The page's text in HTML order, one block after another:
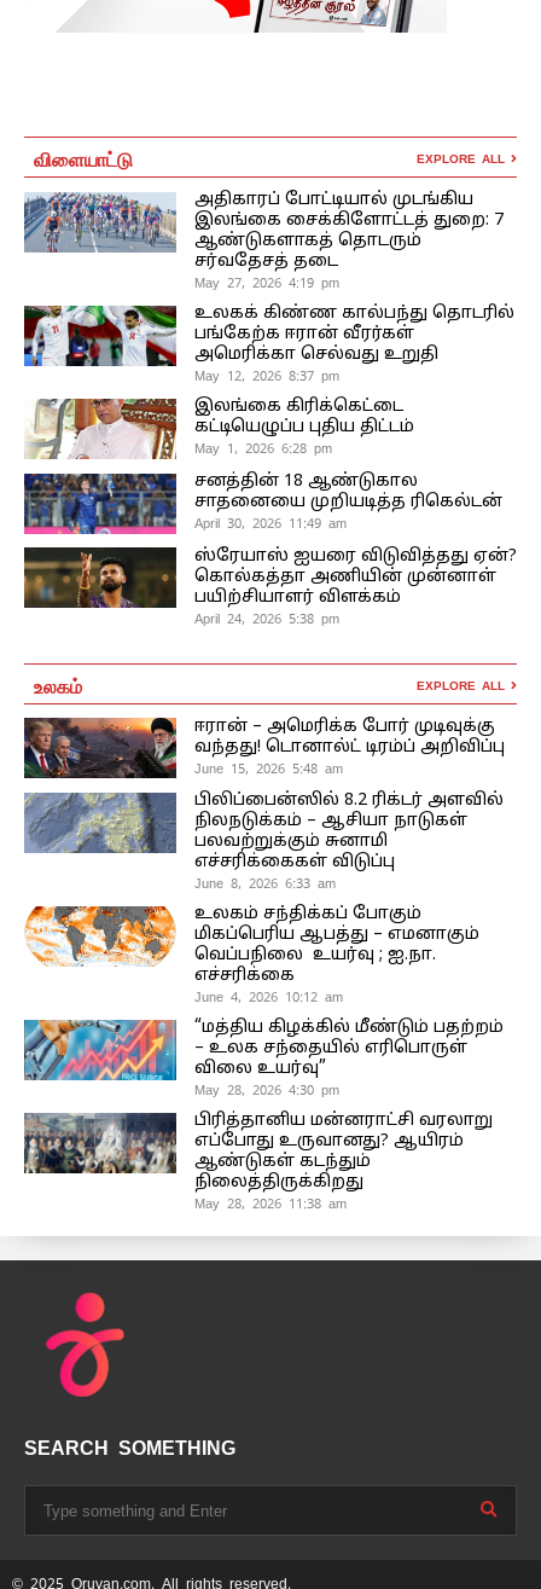
விளையாட்டு EXPLORE ALL
அதிகாரப் போட்டியால் முடங்கிய
இலங்கை சைக்கிளோட்டத் துறை: 7
ஆண்டுகளாகத் தொடரும்
சர்வதேசத் தடை
May 27, 2026 4:19 pm
உலகக் கிண்ண கால்பந்து தொடரில்
பங்கேற்க ஈரான் வீரர்கள்
அமெரிக்கா செல்வது உறுதி
May 12, 2026 8:37 pm
இலங்கை கிரிக்கெட்டை
கட்டியெழுப்ப புதிய திட்டம்
May 1, 2026 6:28 pm
சனத்தின் 18 ஆண்டுகால
சாதனையை முறியடித்த ரிகெல்டன்
April 30, 2026 11:49 am
ஸ்ரேயாஸ் ஐயரை விடுவித்தது ஏன்?
கொல்கத்தா அணியின் முன்னாள்
பயிற்சியாளர் விளக்கம்
April 24, 2026 5:38 pm
உலகம் EXPLORE ALL
ஈரான் – அமெரிக்க போர் முடிவுக்கு
வந்தது! டொனால்ட் டிரம்ப் அறிவிப்பு
June 15, 2026 5:48 am
பிலிப்பைன்ஸில் 8.2 ரிக்டர் அளவில்
நிலநடுக்கம் – ஆசியா நாடுகள்
பலவற்றுக்கும் சுனாமி
எச்சரிக்கைகள் விடுப்பு
June 8, 2026 6:33 am
உலகம் சந்திக்கப் போகும்
மிகப்பெரிய ஆபத்து – எமனாகும்
வெப்பநிலை உயர்வு ; ஐ.நா.
எச்சரிக்கை
June 4, 2026 10:12 am
“மத்திய கிழக்கில் மீண்டும் பதற்றம்
– உலக சந்தையில் எரிபொருள்
விலை உயர்வு”
May 28, 2026 4:30 pm
பிரித்தானிய மன்னராட்சி வரலாறு
எப்போது உருவானது? ஆயிரம்
ஆண்டுகள் கடந்தும்
நிலைத்திருக்கிறது
May 28, 2026 11:38 am
SEARCH SOMETHING
© 2025 Oruvan.com. All rights reserved.